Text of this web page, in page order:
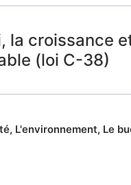
la croissance
(loi C-38)
, L'environnement, Le